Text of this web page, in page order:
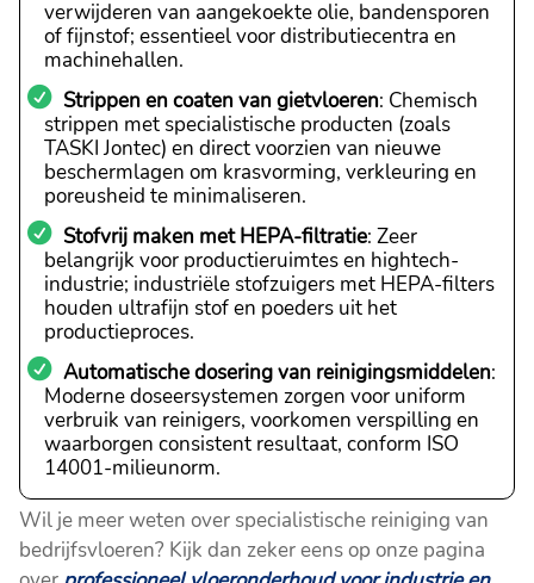
verwijderen van aangekoekte olie, bandensporen
of fijnstof; essentieel voor distributiecentra en
machinehallen.
Strippen en coaten van gietvloeren: Chemisch
strippen met specialistische producten (zoals
TASKI Jontec) en direct voorzien van nieuwe
beschermlagen om krasvorming, verkleuring en
poreusheid te minimaliseren.
Stofvrij maken met HEPA-filtratie: Zeer
belangrijk voor productieruimtes en hightech-
industrie; industriële stofzuigers met HEPA-filters
houden ultrafijn stof en poeders uit het
productieproces.
Automatische dosering van reinigingsmiddelen:
Moderne doseersystemen zorgen voor uniform
verbruik van reinigers, voorkomen verspilling en
waarborgen consistent resultaat, conform ISO
14001-milieunorm.
Wil je meer weten over specialistische reiniging van
bedrijfsvloeren? Kijk dan zeker eens op onze pagina